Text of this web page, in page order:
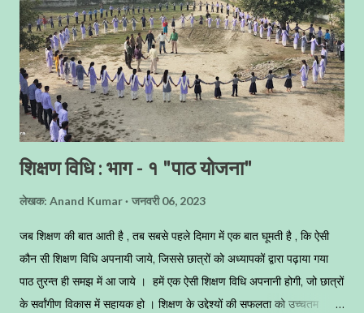
आपके एकेडमिक अंको का ज्यादा महत्व नहीं ह...
शिक्षण विधि : भाग - १ "पाठ योजना"
लेखक: Anand Kumar जनवरी 06, 2023
जब शिक्षण की बात आती है , तब सबसे पहले दिमाग में एक बात घूमती है , कि ऐसी
कौन सी शिक्षण विधि अपनायी जाये, जिससे छात्रों को अध्यापकों द्वारा पढ़ाया गया
पाठ तुरन्त ही समझ में आ जाये । हमें एक ऐसी शिक्षण विधि अपनानी होगी, जो छात्रों
के सर्वांगीण विकास में सहायक हो । शिक्षण के उद्देश्यों की सफलता को उच्चतम